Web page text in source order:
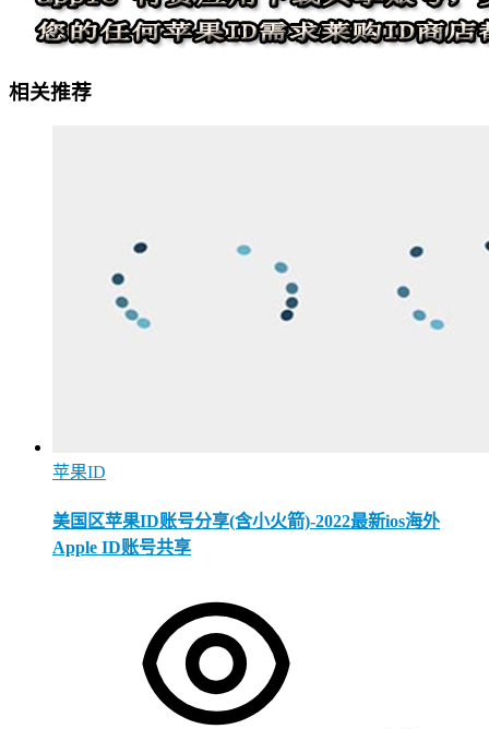
相关推荐
苹果ID
美国区苹果ID账号分享(含小火箭)-2022最新ios海外
Apple ID账号共享